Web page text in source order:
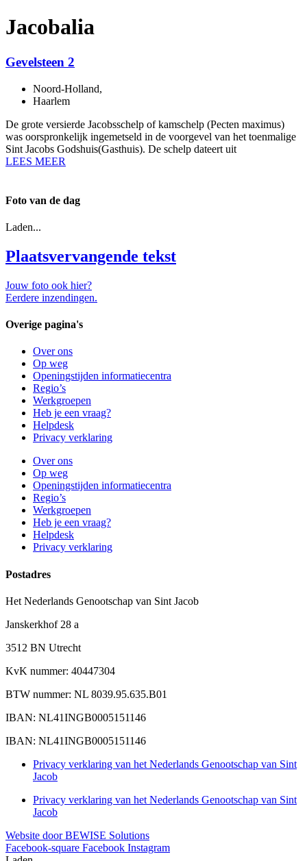
Jacobalia
Gevelsteen 2
Noord-Holland,
Haarlem
De grote versierde Jacobsschelp of kamschelp (Pecten maximus)
was oorspronkelijk ingemetseld in de voorgevel van het toenmalige
Sint Jacobs Godshuis(Gasthuis). De schelp dateert uit
LEES MEER
Foto van de dag
Laden...
Plaatsvervangende tekst
Jouw foto ook hier?
Eerdere inzendingen.
Overige pagina's
Over ons
Op weg
Openingstijden informatiecentra
Regio’s
Werkgroepen
Heb je een vraag?
Helpdesk
Privacy verklaring
Over ons
Op weg
Openingstijden informatiecentra
Regio’s
Werkgroepen
Heb je een vraag?
Helpdesk
Privacy verklaring
Postadres
Het Nederlands Genootschap van Sint Jacob
Janskerkhof 28 a
3512 BN Utrecht
KvK nummer: 40447304
BTW nummer: NL 8039.95.635.B01
IBAN: NL41INGB0005151146
IBAN: NL41INGB0005151146
Privacy verklaring van het Nederlands Genootschap van Sint
Jacob
Privacy verklaring van het Nederlands Genootschap van Sint
Jacob
Website door BEWISE Solutions
Facebook-square Facebook Instagram